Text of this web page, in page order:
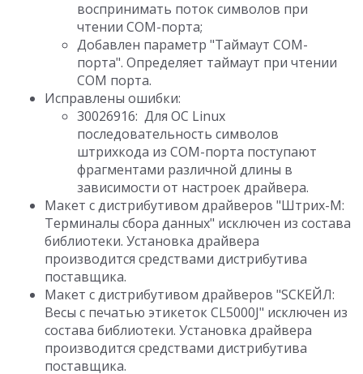
воспринимать поток символов при
чтении COM-порта;
Добавлен параметр "Таймаут COM-
порта". Определяет таймаут при чтении
COM порта.
Исправлены ошибки:
30026916: Для ОС Linux
последовательность символов
штрихкода из COM-порта поступают
фрагментами различной длины в
зависимости от настроек драйвера.
Макет с дистрибутивом драйверов "Штрих-М:
Терминалы сбора данных" исключен из состава
библиотеки. Установка драйвера
производится средствами дистрибутива
поставщика.
Макет с дистрибутивом драйверов "SСКЕЙЛ:
Весы c печатью этикеток CL5000J" исключен из
состава библиотеки. Установка драйвера
производится средствами дистрибутива
поставщика.